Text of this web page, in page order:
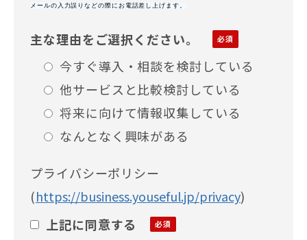
メールの入力誤りなどの際にお電話差し上げます。
主な理由をご選択ください。
今すぐ導入・相談を検討している
他サービスと比較検討している
将来に向けて情報収集している
なんとなく興味がある
プライバシーポリシー
(https://business.youseful.jp/privacy)
上記に同意する